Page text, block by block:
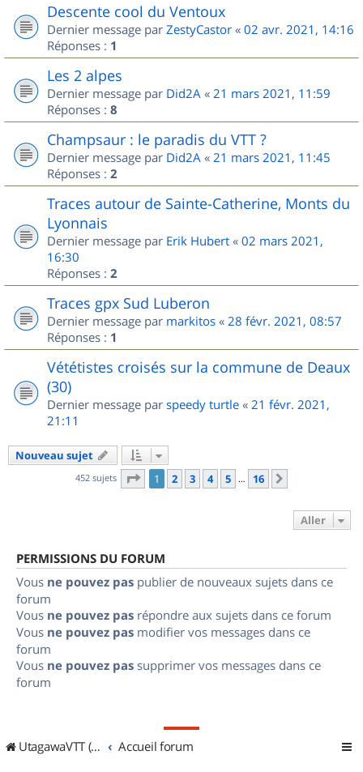
Descente cool du Ventoux
Dernier message par ZestyCastor « 02 avr. 2021, 14:16
Réponses : 1
Les 2 alpes
Dernier message par Did2A « 21 mars 2021, 11:59
Réponses : 8
Champsaur : le paradis du VTT ?
Dernier message par Did2A « 21 mars 2021, 11:45
Réponses : 2
Traces autour de Sainte-Catherine, Monts du
Lyonnais
Dernier message par Erik Hubert « 02 mars 2021,
16:30
Réponses : 2
Traces gpx Sud Luberon
Dernier message par markitos « 28 févr. 2021, 08:57
Réponses : 1
Vététistes croisés sur la commune de Deaux
(30)
Dernier message par speedy turtle « 21 févr. 2021,
21:11
Nouveau sujet
452 sujets Page 1sur
1 2 3 4 5 … 16
Aller
PERMISSIONS DU FORUM
Vous ne pouvez pas publier de nouveaux sujets dans ce
forum
Vous ne pouvez pas répondre aux sujets dans ce forum
Vous ne pouvez pas modifier vos messages dans ce
forum
Vous ne pouvez pas supprimer vos messages dans ce
forum
UtagawaVTT (Randos VTT et VTTAE avec traces GPS) Accueil forum